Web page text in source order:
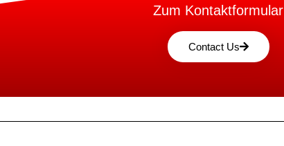
Zum Kontaktformular
Contact Us